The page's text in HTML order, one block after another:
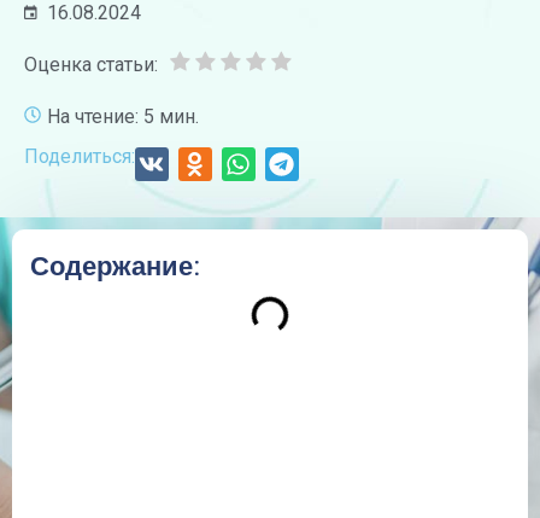
16.08.2024
Оценка статьи:
На чтение: 5 мин.
Поделиться:
Содержание: